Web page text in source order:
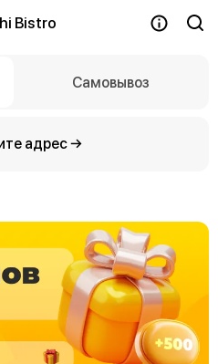
Bistro
Самовывоз
адрес →